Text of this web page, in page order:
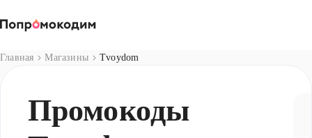
Главная Магазины Tvoydom
Промокоды